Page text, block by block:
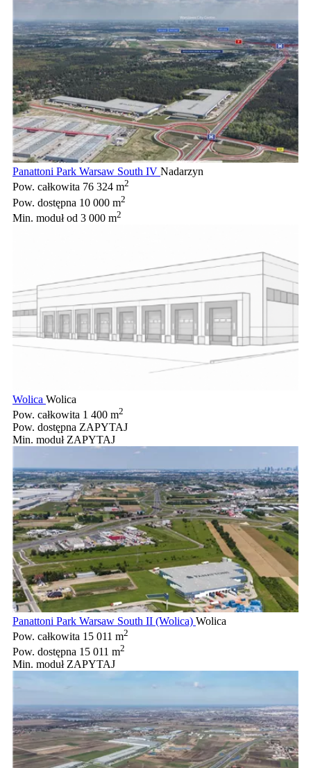
Panattoni Park Warsaw South IV Nadarzyn
Pow. całkowita 76 324 m2
Pow. dostępna 10 000 m2
Min. modułod 3 000 m2
Wolica Wolica
Pow. całkowita 1 400 m2
Pow. dostępna ZAPYTAJ
Min. moduł ZAPYTAJ
Panattoni Park Warsaw South II (Wolica) Wolica
Pow. całkowita 15 011 m2
Pow. dostępna 15 011 m2
Min. moduł ZAPYTAJ